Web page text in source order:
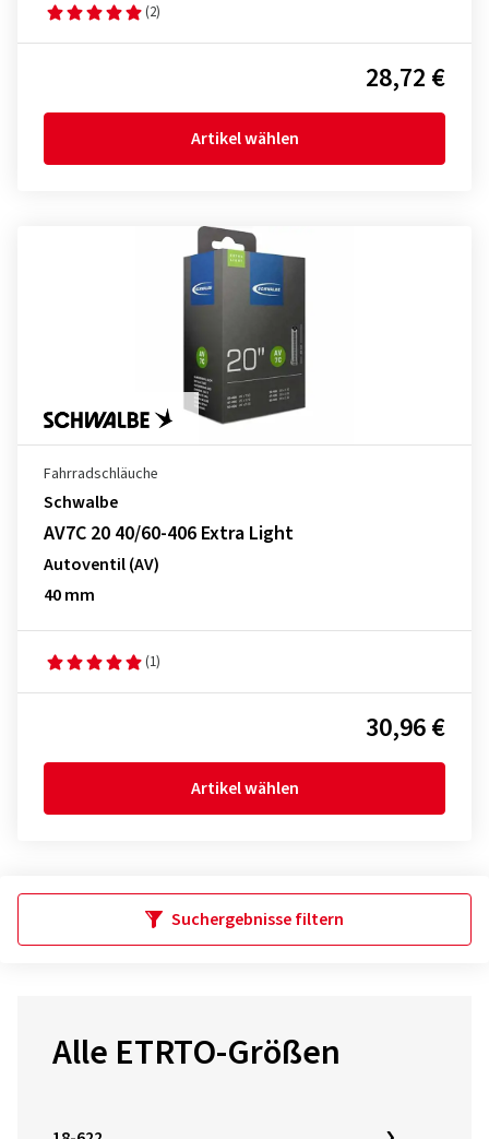
(2)
28,72 €
Artikel wählen
Fahrradschläuche
Schwalbe
AV7C 20 40/60-406 Extra Light
Autoventil (AV)
40 mm
(1)
30,96 €
Artikel wählen
Suchergebnisse filtern
Alle ETRTO-Größen